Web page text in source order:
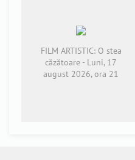
FILM ARTISTIC: O stea
căzătoare - Luni, 17
august 2026, ora 21